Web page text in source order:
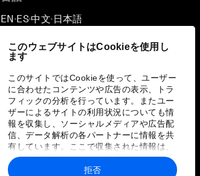
このウェブサイトはCookieを使用し
ます
このサイトではCookieを使って、ユーザー
に合わせたコンテンツや広告の表示、トラ
フィックの分析を行っています。またユー
ザーによるサイトの利用状況についても情
報を収集し、ソーシャルメディアや広告配
信、データ解析の各パートナーに情報を共
有しています。ここで収集された情報は、
ユーザーが各パートナーに提供した他の情
報や各パートナーのサービスを使用した際
拒否
EN ▪ ES▪中文▪ 日本語